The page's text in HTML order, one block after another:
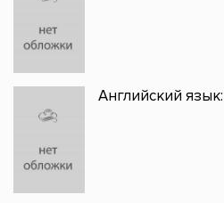
Английский